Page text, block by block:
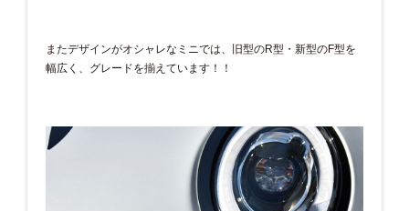
またデザインがオシャレなミニでは、旧型のR型・新型のF型を
幅広く、グレードを揃えています！！